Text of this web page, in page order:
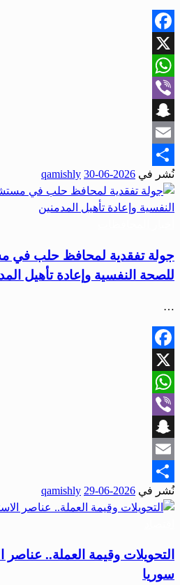
Facebook
X
WhatsApp
Viber
Snapchat
Email
Share
نُشر في 2026-06-30
qamishly
جولة تفقدية لمحافظ حلب في
للصحة النفسية وإعادة تأهيل
…
Facebook
X
WhatsApp
Viber
Snapchat
Email
Share
نُشر في 2026-06-29
qamishly
التحويلات وقيمة العملة.. عناصر
سوريا